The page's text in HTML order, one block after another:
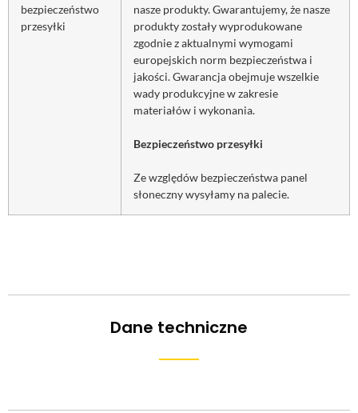
bezpieczeństwo
przesyłki
nasze produkty. Gwarantujemy, że nasze
produkty zostały wyprodukowane
zgodnie z aktualnymi wymogami
europejskich norm bezpieczeństwa i
jakości. Gwarancja obejmuje wszelkie
wady produkcyjne w zakresie
materiałów i wykonania.
Bezpieczeństwo przesyłki
Ze względów bezpieczeństwa panel
słoneczny wysyłamy na palecie.
Dane techniczne